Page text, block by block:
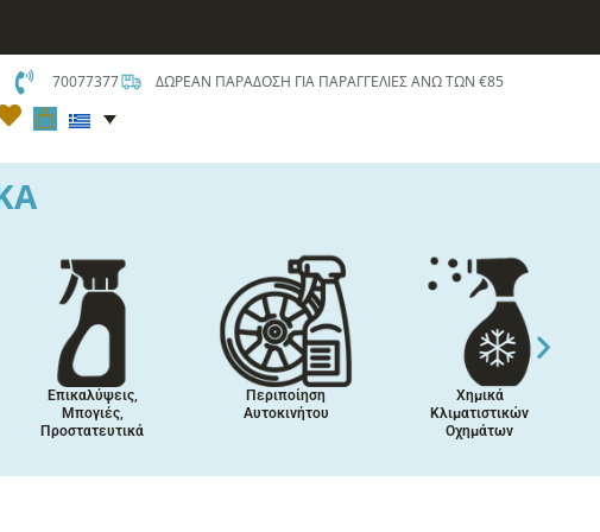
70077377 ΔΩΡΕΑΝ ΠΑΡΑΔΟΣΗ ΓΙΑ ΠΑΡΑΓΓΕΛΙΕΣ ΑΝΩ ΤΩΝ €85
Cart
Επικαλύψεις,
Μπογιές,
Προστατευτικά
Περιποίηση
Αυτοκινήτου
Χημικά
Κλιματιστικών
Οχημάτων